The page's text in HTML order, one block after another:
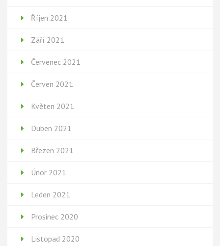
Říjen 2021
Září 2021
Červenec 2021
Červen 2021
Květen 2021
Duben 2021
Březen 2021
Únor 2021
Leden 2021
Prosinec 2020
Listopad 2020